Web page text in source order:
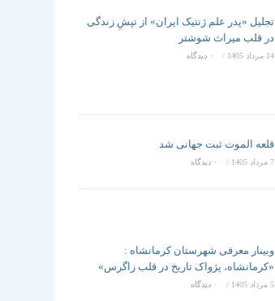
تجلیل «پدر علم ژنتیک ایران» از تپشِ زندگی
در قلب میراث شوشتر
14 مرداد 1405 / ۰ دیدگاه
قلعه الموت ثبت جهانی شد
7 مرداد 1405 / ۰ دیدگاه
وبینار معرفی شهرستان کرمانشاه :
«کرمانشاه، پژواک تاریخ در قلب زاگرس»
5 مرداد 1405 / ۰ دیدگاه